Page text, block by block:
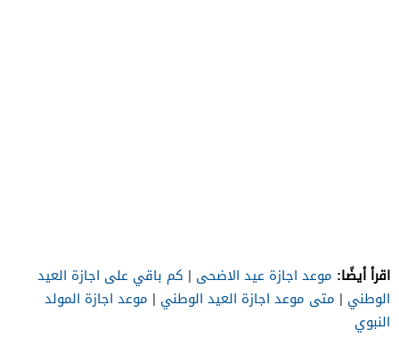
اقرأ أيضًا: موعد اجازة عيد الاضحى | كم باقي على اجازة العيد
الوطني | متى موعد اجازة العيد الوطني | موعد اجازة المولد
النبوي